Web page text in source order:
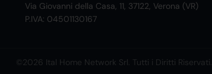
Via Giovanni della Casa, 11, 37122, Verona (VR)
P.IVA: 04501130167
©2026 Ital Home Network Srl. Tutti i Diritti Riservati.